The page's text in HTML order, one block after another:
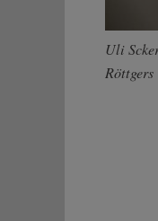
Uli
Röttgers